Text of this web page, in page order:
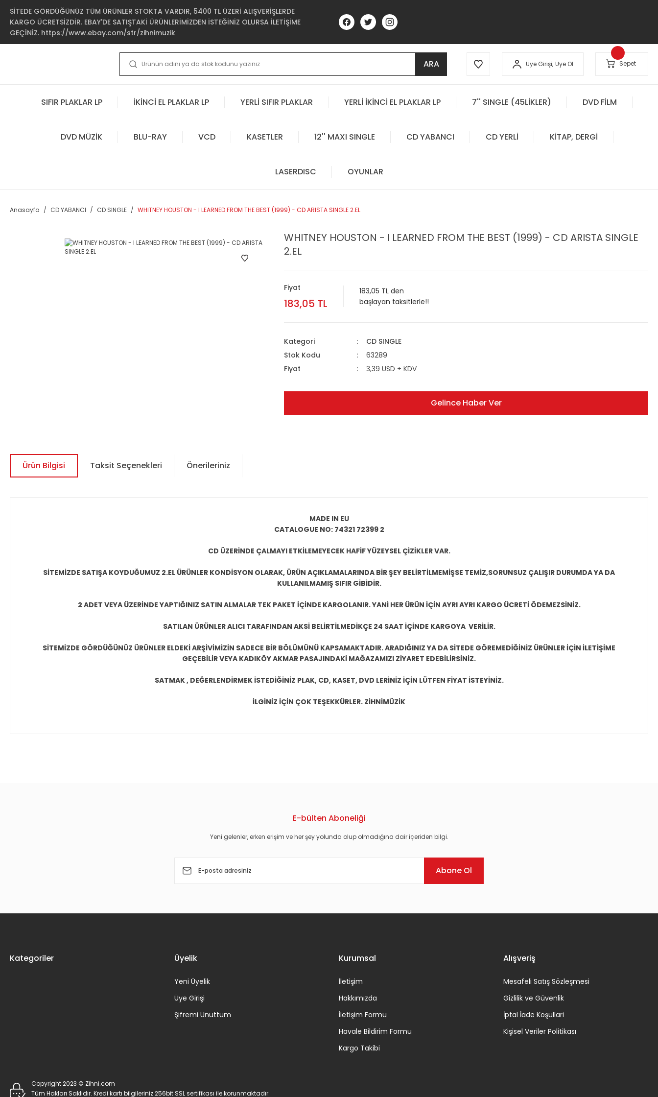
SİTEDE GÖRDÜĞÜNÜZ TÜM ÜRÜNLER STOKTA VARDIR, 5400 TL ÜZERİ ALIŞVERİŞLERDE
KARGO ÜCRETSİZDİR. EBAY'DE SATIŞTAKİ ÜRÜNLERİMİZDEN İSTEĞİNİZ OLURSA İLETİŞİME
GEÇİNİZ. https://www.ebay.com/str/zihnimuzik
ARA Üye Girişi, Üye Ol Sepet
SIFIR PLAKLAR LP İKİNCİ EL PLAKLAR LP YERLİ SIFIR PLAKLAR YERLİ İKİNCİ EL PLAKLAR LP 7'' SINGLE (45LİKLER) DVD FİLM
DVD MÜZİK BLU-RAY VCD KASETLER 12'' MAXI SINGLE CD YABANCI CD YERLİ KİTAP, DERGİ
LASERDISC OYUNLAR
Anasayfa CD YABANCI CD SINGLE WHITNEY HOUSTON - I LEARNED FROM THE BEST (1999) - CD ARISTA SINGLE 2.EL
WHITNEY HOUSTON - I LEARNED FROM THE BEST (1999) - CD ARISTA SINGLE
2.EL
Fiyat
183,05 TL
183,05 TL den
başlayan taksitlerle!!
Kategori
CD SINGLE
Stok Kodu
63289
Fiyat
3,39 USD + KDV
Gelince Haber Ver
Ürün Bilgisi Taksit Seçenekleri Önerileriniz
MADE IN EU
CATALOGUE NO: 74321 72399 2
CD ÜZERİNDE ÇALMAYI ETKİLEMEYECEK HAFİF YÜZEYSEL ÇİZİKLER VAR.
SİTEMİZDE SATIŞA KOYDUĞUMUZ 2.EL ÜRÜNLER KONDİSYON OLARAK, ÜRÜN AÇIKLAMALARINDA BİR ŞEY BELİRTİLMEMİŞSE TEMİZ,SORUNSUZ ÇALIŞIR DURUMDA YA DA
KULLANILMAMIŞ SIFIR GİBİDİR.
2 ADET VEYA ÜZERİNDE YAPTIĞINIZ SATIN ALMALAR TEK PAKET İÇİNDE KARGOLANIR. YANİ HER ÜRÜN İÇİN AYRI AYRI KARGO ÜCRETİ ÖDEMEZSİNİZ.
SATILAN ÜRÜNLER ALICI TARAFINDAN AKSİ BELİRTİLMEDİKÇE 24 SAAT İÇİNDE KARGOYA VERİLİR.
SİTEMİZDE GÖRDÜĞÜNÜZ ÜRÜNLER ELDEKİ ARŞİVİMİZİN SADECE BİR BÖLÜMÜNÜ KAPSAMAKTADIR. ARADIĞINIZ YA DA SİTEDE GÖREMEDİĞİNİZ ÜRÜNLER İÇİN İLETİŞİME
GEÇEBİLİR VEYA KADIKÖY AKMAR PASAJINDAKİ MAĞAZAMIZI ZİYARET EDEBİLİRSİNİZ.
SATMAK , DEĞERLENDİRMEK İSTEDİĞİNİZ PLAK, CD, KASET, DVD LERİNİZ İÇİN LÜTFEN FİYAT İSTEYİNİZ.
İLGİNİZ İÇİN ÇOK TEŞEKKÜRLER. ZİHNİMÜZİK
E-bülten Aboneliği
Yeni gelenler, erken erişim ve her şey yolunda olup olmadığına dair içeriden bilgi.
Abone Ol
Kategoriler Üyelik
Yeni Üyelik
Üye Girişi
Şifremi Unuttum
Kurumsal
İletişim
Hakkımızda
İletişim Formu
Havale Bildirim Formu
Kargo Takibi
Alışveriş
Mesafeli Satış Sözleşmesi
Gizlilik ve Güvenlik
İptal İade Koşullari
Kişisel Veriler Politikası
Copyright 2023 © Zihni.com
Tüm Hakları Saklıdır. Kredi kartı bilgileriniz 256bit SSL sertifikası ile korunmaktadır.